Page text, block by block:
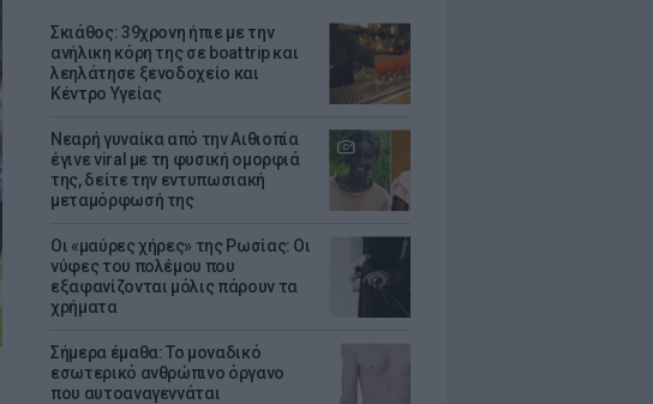
Σκιάθος: 39χρονη ήπιε με την
ανήλικη κόρη της σε boat trip και
λεηλάτησε ξενοδοχείο και
Κέντρο Υγείας
Νεαρή γυναίκα από την Αιθιοπία
έγινε viral με τη φυσική ομορφιά
της, δείτε την εντυπωσιακή
μεταμόρφωσή της
Οι «μαύρες χήρες» της Ρωσίας: Οι
νύφες του πολέμου που
εξαφανίζονται μόλις πάρουν τα
χρήματα
Σήμερα έμαθα: Το μοναδικό
εσωτερικό ανθρώπινο όργανο
που αυτοαναγεννάται